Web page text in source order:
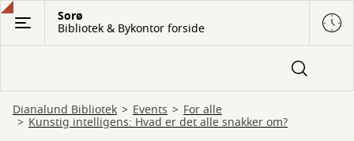
Gå
hovedindhold
Sorø
Bibliotek & Bykontor forside
Dianalund Bibliotek Events For alle
Kunstig intelligens: Hvad er det alle snakker om?